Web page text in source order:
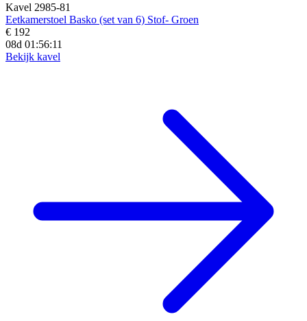
Kavel 2985-81
Eetkamerstoel Basko (set van 6) Stof- Groen
€ 192
08d 01:56:09
Bekijk kavel